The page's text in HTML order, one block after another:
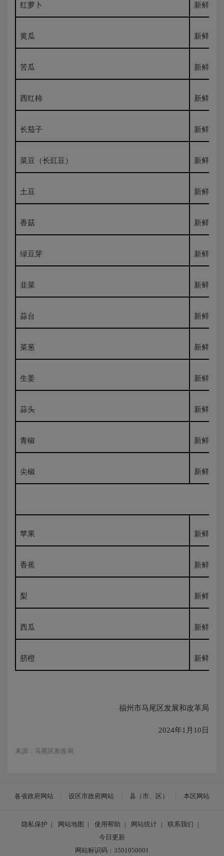
红萝卜 新鲜
黄瓜 新鲜
苦瓜 新鲜
西红柿 新鲜
长茄子 新鲜
菜豆（长豇豆） 新鲜
土豆 新鲜
香菇 新鲜
绿豆芽 新鲜
韭菜 新鲜
蒜台 新鲜
菜葱 新鲜
生姜 新鲜
蒜头 新鲜
青椒 新鲜
尖椒 新鲜
苹果 新鲜
香蕉 新鲜
梨 新鲜
西瓜 新鲜
脐橙 新鲜
福州市马尾区发展和改革局
2024年1月10日
来源：马尾区发改局
各省政府网站 设区市政府网站 县（市、区） 本区网站
隐私保护 | 网站地图 | 使用帮助 | 网站统计 | 联系我们
|
今日更新
网站标识码：3501050001